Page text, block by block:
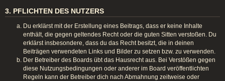
3. PFLICHTEN DES NUTZERS
Du erklärst mit der Erstellung eines Beitrags, dass er keine Inhalte
enthält, die gegen geltendes Recht oder die guten Sitten verstoßen. Du
erklärst insbesondere, dass du das Recht besitzt, die in deinen
Beiträgen verwendeten Links und Bilder zu setzen bzw. zu verwenden.
Der Betreiber des Boards übt das Hausrecht aus. Bei Verstößen gegen
diese Nutzungsbedingungen oder anderer im Board veröffentlichten
Regeln kann der Betreiber dich nach Abmahnung zeitweise oder